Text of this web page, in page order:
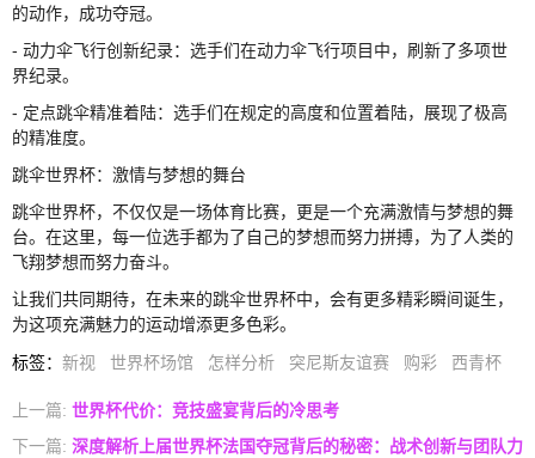
的动作，成功夺冠。
- 动力伞飞行创新纪录：选手们在动力伞飞行项目中，刷新了多项世
界纪录。
- 定点跳伞精准着陆：选手们在规定的高度和位置着陆，展现了极高
的精准度。
跳伞世界杯：激情与梦想的舞台
跳伞世界杯，不仅仅是一场体育比赛，更是一个充满激情与梦想的舞
台。在这里，每一位选手都为了自己的梦想而努力拼搏，为了人类的
飞翔梦想而努力奋斗。
让我们共同期待，在未来的跳伞世界杯中，会有更多精彩瞬间诞生，
为这项充满魅力的运动增添更多色彩。
标签： 新视 世界杯场馆 怎样分析 突尼斯友谊赛 购彩 西青杯
上一篇: 世界杯代价：竞技盛宴背后的冷思考
下一篇: 深度解析上届世界杯法国夺冠背后的秘密：战术创新与团队力